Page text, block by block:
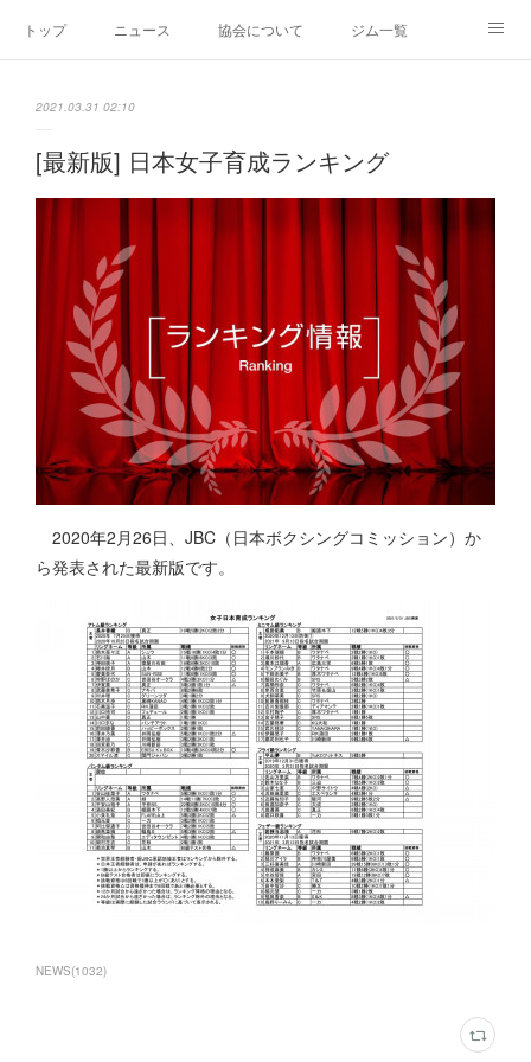
トップ ニュース 協会について ジム一覧
2021.03.31 02:10
[最新版] 日本女子育成ランキング
2020年2月26日、JBC（日本ボクシングコミッション）か
ら発表された最新版です。
NEWS(1032)